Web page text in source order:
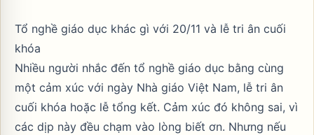
Tổ nghề giáo dục khác gì với 20/11 và lễ tri ân cuối
khóa
Nhiều người nhắc đến tổ nghề giáo dục bằng cùng
một cảm xúc với ngày Nhà giáo Việt Nam, lễ tri ân
cuối khóa hoặc lễ tổng kết. Cảm xúc đó không sai, vì
các dịp này đều chạm vào lòng biết ơn. Nhưng nếu